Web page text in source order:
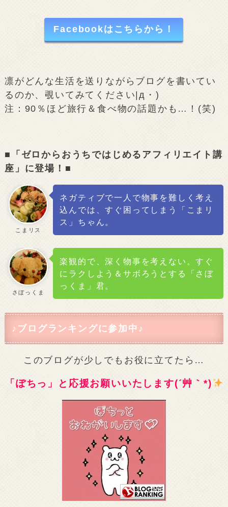
Facebookはこちらから！
凛がどんな生活を送りながらブログを書いてい
るのか、覗いてみてください|д・)
注：90％ほど旅行＆食べ物の話題かも…！(笑)
■「ゼロからおうちではじめるアフィリエイト講
座」に登場！■
こまリス
ネガティブで一人で物事を難しく考え
込んでは、すぐ困ってしまう「こまリ
ス」ちゃん。
さぼっくま
楽観的で、深く物事を考えない。すぐ
にラクしよう＆サボろうとする「さぼ
っくま」君。
♪ブログランキングに参加中♪
このブログが少しでもお役に立てたら…
「ぽちっ」と応援お願いいたします(´艸｀*)